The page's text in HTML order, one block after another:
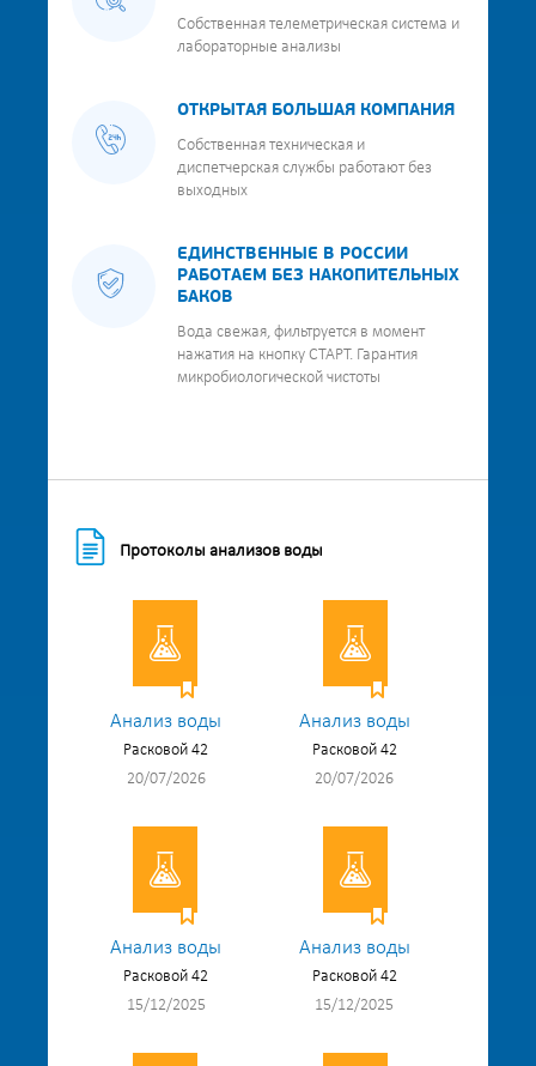
Собственная телеметрическая система и
лабораторные анализы
ОТКРЫТАЯ БОЛЬШАЯ КОМПАНИЯ
Собственная техническая и
диспетчерская службы работают без
выходных
ЕДИНСТВЕННЫЕ В РОССИИ
РАБОТАЕМ БЕЗ НАКОПИТЕЛЬНЫХ
БАКОВ
Вода свежая, фильтруется в момент
нажатия на кнопку СТАРТ. Гарантия
микробиологической чистоты
Протоколы анализов воды
Анализ воды
Расковой 42
20/07/2026
Анализ воды
Расковой 42
20/07/2026
Анализ воды
Расковой 42
15/12/2025
Анализ воды
Расковой 42
15/12/2025